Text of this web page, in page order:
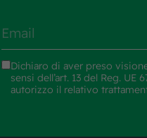
Dichiaro di aver preso
sensi dell’art. 13 del Reg.
autorizzo il relativo